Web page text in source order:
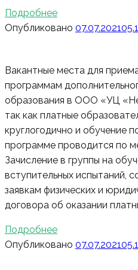
Подробнее
Опубликовано 07.07.2021
Вакантные места для
программам
образования в ООО «УЦ
так как платные
круглогодично и обучение
программе проводится по
Зачисление в группы на
вступительных испытаний,
заявкам физических и
договора об оказании
Подробнее
Опубликовано 07.07.2021